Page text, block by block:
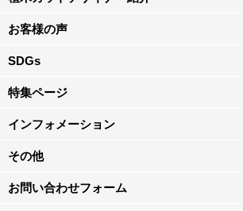
お客様の声
SDGs
特集ページ
インフォメーション
その他
お問い合わせフォーム